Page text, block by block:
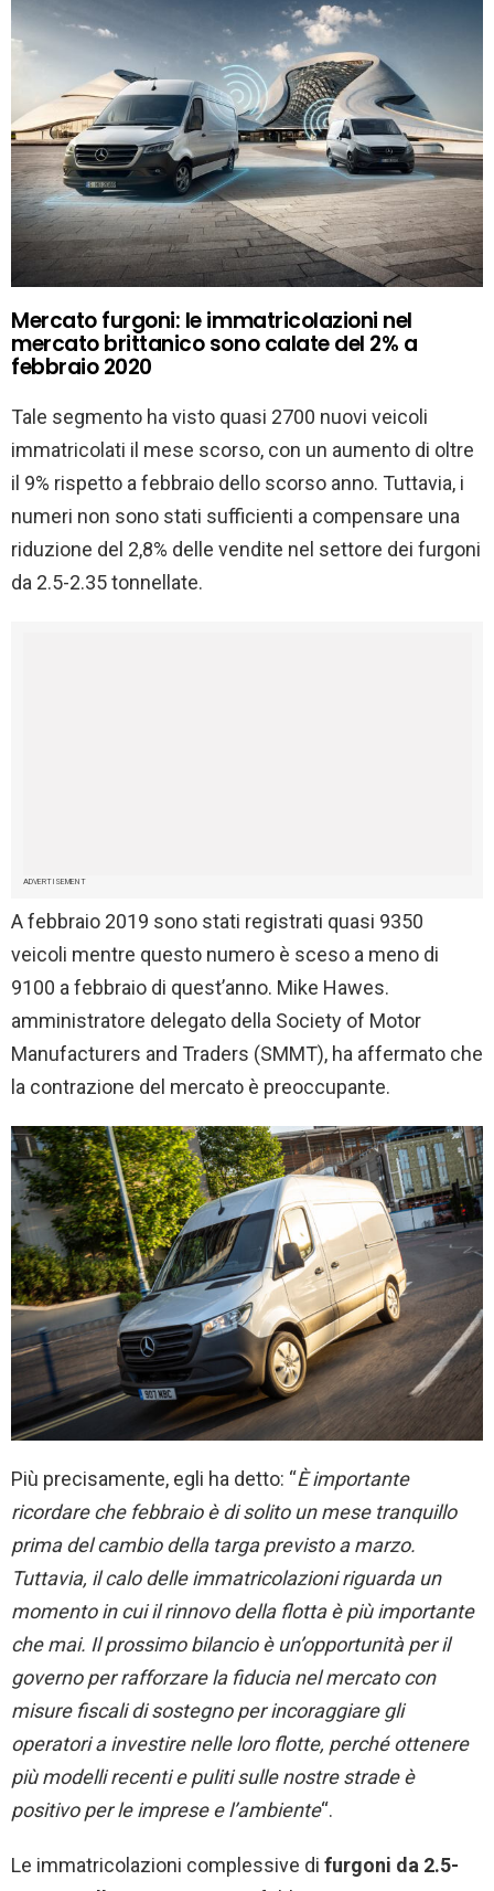
Mercato furgoni: le immatricolazioni nel
mercato brittanico sono calate del 2% a
febbraio 2020
Tale segmento ha visto quasi 2700 nuovi veicoli
immatricolati il mese scorso, con un aumento di oltre
il 9% rispetto a febbraio dello scorso anno. Tuttavia, i
numeri non sono stati sufficienti a compensare una
riduzione del 2,8% delle vendite nel settore dei furgoni
da 2.5-2.35 tonnellate.
ADVERTISEMENT
A febbraio 2019 sono stati registrati quasi 9350
veicoli mentre questo numero è sceso a meno di
9100 a febbraio di quest’anno. Mike Hawes.
amministratore delegato della Society of Motor
Manufacturers and Traders (SMMT), ha affermato che
la contrazione del mercato è preoccupante.
Più precisamente, egli ha detto: “È importante
ricordare che febbraio è di solito un mese tranquillo
prima del cambio della targaprevisto amarzo.
Tuttavia, il calo delleimmatricolazioniriguarda un
momento in cui il rinnovo della flotta è più importante
che mai. Il prossimo bilancio è un’opportunità per il
governo per rafforzare la fiducia nel mercato con
misure fiscali di sostegno per incoraggiare gli
operatori a investire nelle loro flotte, perché ottenere
più modelli recenti e puliti sulle nostre strade è
positivo per le imprese e l’ambiente“.
Le immatricolazioni complessive di furgoni da 2.5-